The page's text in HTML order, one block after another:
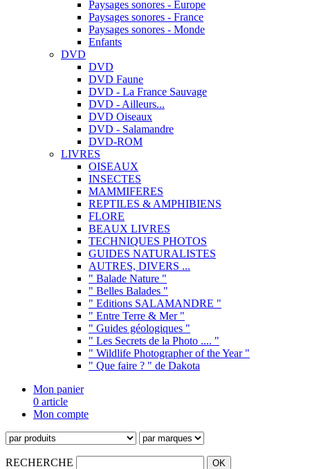
Paysages sonores - Europe
Paysages sonores - France
Paysages sonores - Monde
Enfants
DVD
DVD
DVD Faune
DVD - La France Sauvage
DVD - Ailleurs...
DVD Oiseaux
DVD - Salamandre
DVD-ROM
LIVRES
OISEAUX
INSECTES
MAMMIFERES
REPTILES & AMPHIBIENS
FLORE
BEAUX LIVRES
TECHNIQUES PHOTOS
GUIDES NATURALISTES
AUTRES, DIVERS ...
" Balade Nature "
" Belles Balades "
" Editions SALAMANDRE "
" Entre Terre & Mer "
" Guides géologiques "
" Les Secrets de la Photo .... "
" Wildlife Photographer of the Year "
" Que faire ? " de Dakota
Mon panier
0 article
Mon compte
RECHERCHE